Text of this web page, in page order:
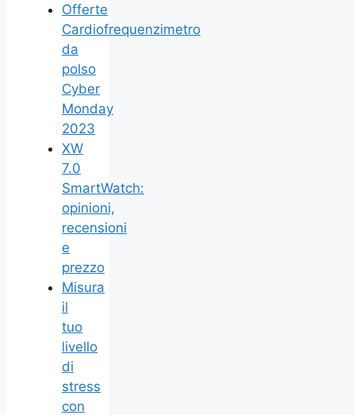
Offerte
Cardiofrequenzimetro
da
polso
Cyber
Monday
2023
XW
7.0
SmartWatch:
opinioni,
recensioni
e
prezzo
Misura
il
tuo
livello
di
stress
con